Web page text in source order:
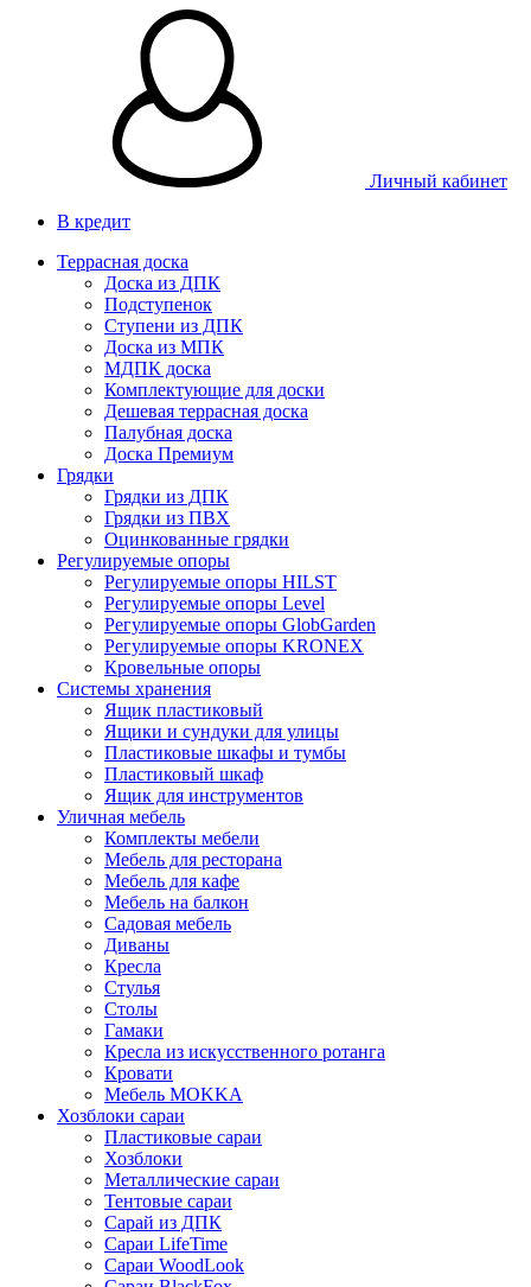
Личный кабинет
В кредит
Террасная доска
Доска из ДПК
Подступенок
Ступени из ДПК
Доска из МПК
МДПК доска
Комплектующие для доски
Дешевая террасная доска
Палубная доска
Доска Премиум
Грядки
Грядки из ДПК
Грядки из ПВХ
Оцинкованные грядки
Регулируемые опоры
Регулируемые опоры HILST
Регулируемые опоры Level
Регулируемые опоры GlobGarden
Регулируемые опоры KRONEX
Кровельные опоры
Системы хранения
Ящик пластиковый
Ящики и сундуки для улицы
Пластиковые шкафы и тумбы
Пластиковый шкаф
Ящик для инструментов
Уличная мебель
Комплекты мебели
Мебель для ресторана
Мебель для кафе
Мебель на балкон
Садовая мебель
Диваны
Кресла
Стулья
Столы
Гамаки
Кресла из искусственного ротанга
Кровати
Мебель MOKKA
Хозблоки сараи
Пластиковые сараи
Хозблоки
Металлические сараи
Тентовые сараи
Сарай из ДПК
Cараи LifeTime
Cараи WoodLook